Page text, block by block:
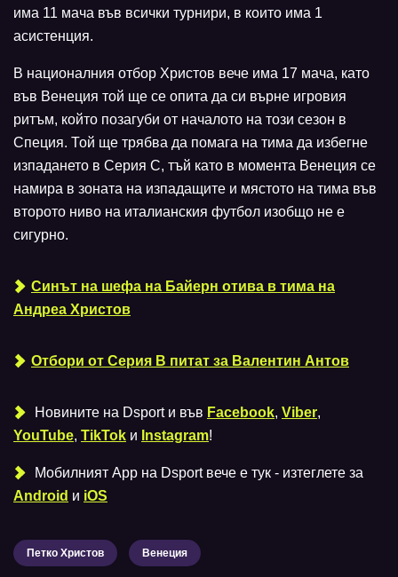
има 11 мача във всички турнири, в които има 1
асистенция.
В националния отбор Христов вече има 17 мача, като
във Венеция той ще се опита да си върне игровия
ритъм, който позагуби от началото на този сезон в
Специя. Той ще трябва да помага на тима да избегне
изпадането в Серия С, тъй като в момента Венеция се
намира в зоната на изпадащите и мястото на тима във
второто ниво на италианския футбол изобщо не е
сигурно.
Синът на шефа на Байерн отива в тима на
Андреа Христов
Отбори от Серия B питат за Валентин Антов
Новините на Dsport и във Facebook, Viber,
YouTube, TikTok и Instagram!
Мобилният Аpp на Dsport вече е тук - изтеглете за
Android и iOS
Петко Христов Венеция